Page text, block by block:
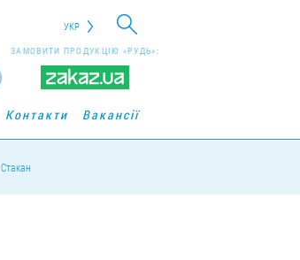
УКР
ЗАМОВИТИ ПРОДУКЦІЮ «РУДЬ»:
Контакти Вакансії
Стакан